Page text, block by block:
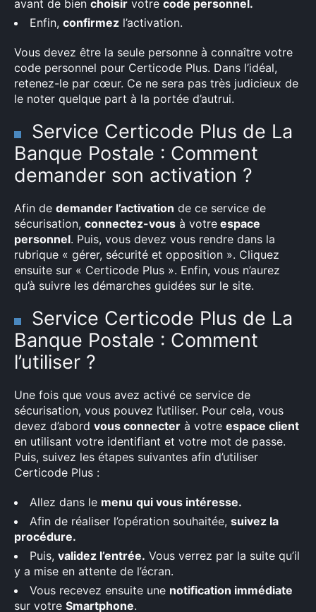
avant de bien choisir votre code personnel.
Enfin, confirmez l’activation.
Vous devez être la seule personne à connaître votre
code personnel pour Certicode Plus. Dans l’idéal,
retenez-le par cœur. Ce ne sera pas très judicieux de
le noter quelque part à la portée d’autrui.
Service Certicode Plus de La
Banque Postale : Comment
demander son activation ?
Afin de demander l’activation de ce service de
sécurisation, connectez-vous à votre espace
personnel. Puis, vous devez vous rendre dans la
rubrique « gérer, sécurité et opposition ». Cliquez
ensuite sur « Certicode Plus ». Enfin, vous n’aurez
qu’à suivre les démarches guidées sur le site.
Service Certicode Plus de La
Banque Postale : Comment
l’utiliser ?
Une fois que vous avez activé ce service de
sécurisation, vous pouvez l’utiliser. Pour cela, vous
devez d’abord vous connecter à votre espace client
en utilisant votre identifiant et votre mot de passe.
Puis, suivez les étapes suivantes afin d’utiliser
Certicode Plus :
Allez dans le menu qui vous intéresse.
Afin de réaliser l’opération souhaitée, suivez la
procédure.
Puis, validez l’entrée. Vous verrez par la suite qu’il
y a mise en attente de l’écran.
Vous recevez ensuite une notification immédiate
sur votre Smartphone.